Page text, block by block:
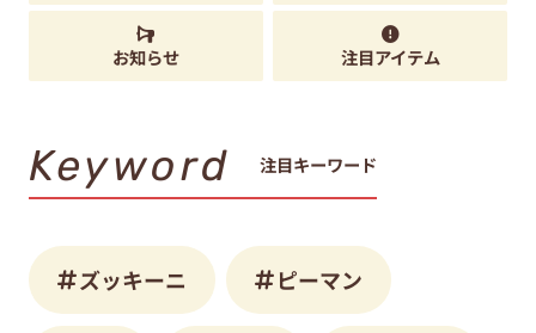
お知らせ 注目アイテム
Keyword 注目キーワード
ズッキーニ ピーマン